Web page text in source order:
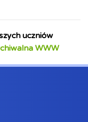
uczniów
WWW